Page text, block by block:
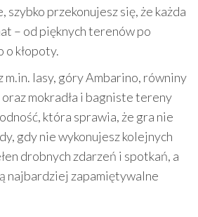
szybko przekonujesz się, że każda
– od pięknych terenów po
o kłopoty.
m.in. lasy, góry Ambarino, równiny
mokradła i bagniste tereny
która sprawia, że gra nie
gdy nie wykonujesz kolejnych
drobnych zdarzeń i spotkań, a
najbardziej zapamiętywalne